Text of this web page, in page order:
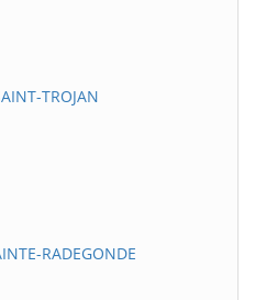
TROJAN
RADEGONDE